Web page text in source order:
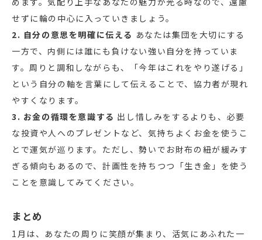
せずに輪の中心に入っていきましょう。
2. 自分の意思を明確に伝える あなたは集団を大切にする
一方で、内側には誰にも負けない強い自分を持っていま
す。周りと調和しながらも、「今年はこれをやり遂げる」
という自分の軸を言葉にして伝えることで、協力者が現れ
やすくなります。
3. お金の循環を意識する 出し惜しみをするよりも、必要
な投資や人へのプレゼントなど、気持ちよくお金を使うこ
とで運気が巡ります。ただし、勢いでお財布の紐が緩みす
ぎる傾向もあるので、計画性を持ちつつ「生き金」を使う
ことを意識してみてください。
まとめ
1月は、あなたの周りに笑顔が集まり、活気にあふれた一